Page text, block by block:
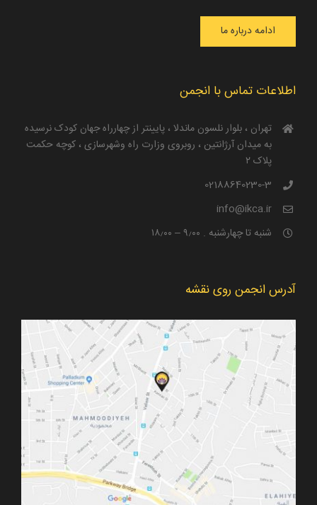
ادامه درباره ما
اطلاعات تماس با انجمن
تهران ، بلوار نلسون ماندلا ، پایینتر از چهارراه جهان کودک نرسیده
به میدان آرژانتین ، روبروی وزارت راه و‌شهرسازی ، کوچه حکمت
پلاک ۲
02188640230-3
info@ikca.ir
شنبه تا چهارشنبه . ۹٫۰۰ – ۱۸٫۰۰
آدرس انجمن روی نقشه